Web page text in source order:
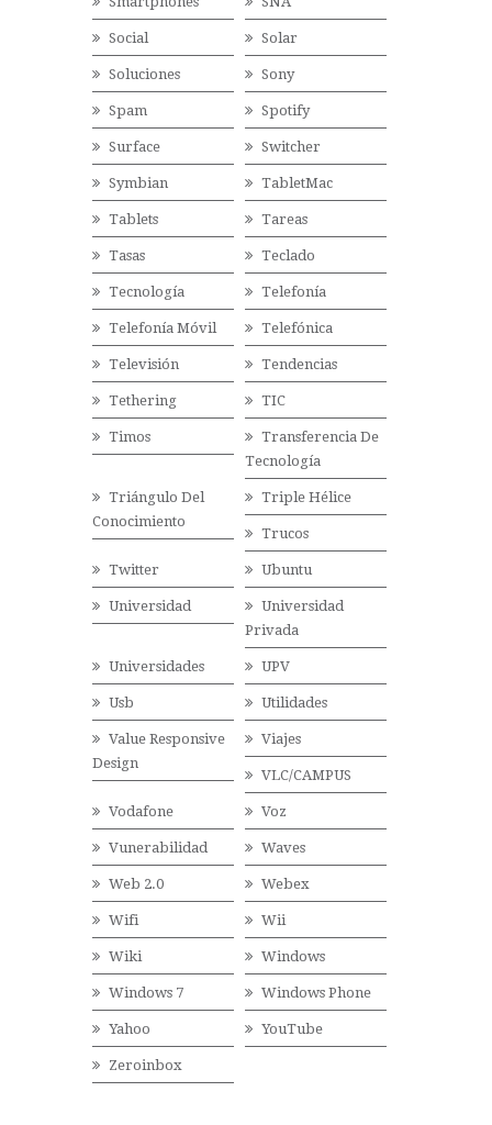
Social Solar
Soluciones Sony
Spam Spotify
Surface Switcher
Symbian TabletMac
Tablets Tareas
Tasas Teclado
Tecnología Telefonía
Telefonía Móvil Telefónica
Televisión Tendencias
Tethering TIC
Timos
Transferencia De
Tecnología
Triángulo Del
Conocimiento
Triple Hélice
Trucos
Twitter Ubuntu
Universidad
Universidad
Privada
Universidades UPV
Usb Utilidades
Value Responsive
Design
Viajes
VLC/CAMPUS
Vodafone Voz
Vunerabilidad Waves
Web 2.0 Webex
Wifi Wii
Wiki Windows
Windows 7 Windows Phone
Yahoo YouTube
Zeroinbox